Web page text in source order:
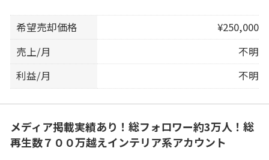
希望売却価格
¥250,000
売上/月
不明
利益/月
不明
メディア掲載実績あり！総フォロワー約3万人！総
再生数７００万越えインテリア系アカウント